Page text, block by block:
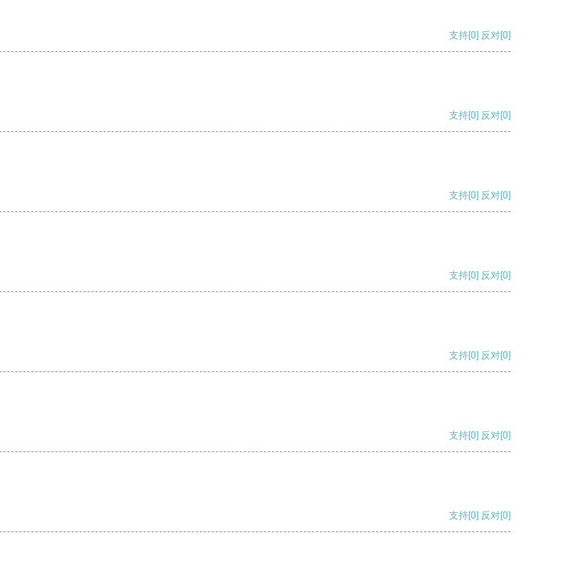
支持[0] 反对[0]
支持[0] 反对[0]
支持[0] 反对[0]
支持[0] 反对[0]
支持[0] 反对[0]
支持[0] 反对[0]
支持[0] 反对[0]